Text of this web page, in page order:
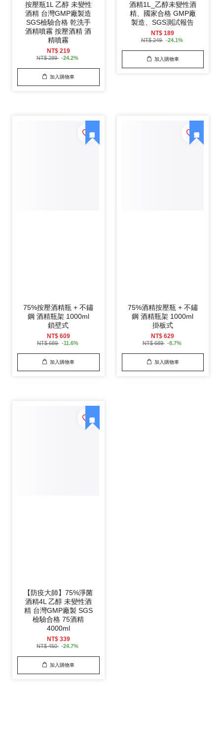
按壓瓶1L 乙醇 未變性
酒精 台灣GMP廠製造
SGS檢驗合格 乾洗手
酒精噴霧 按壓酒精 酒
精噴霧
NT$ 219
NT$ 289 -24.2%
加入購物車
酒精1L_乙醇未變性酒
精、國家合格 GMP廠
製造、SGS測試報告
NT$ 189
NT$ 249 -24.1%
加入購物車
75%按壓酒精瓶 + 不鏽
鋼 酒精瓶架 1000ml
鎖壁式
NT$ 609
NT$ 689 -11.6%
加入購物車
75%酒精按壓瓶 + 不鏽
鋼 酒精瓶架 1000ml
掛板式
NT$ 629
NT$ 689 -8.7%
加入購物車
【防疫大師】75%淨菌
酒精4L 乙醇 未變性酒
精 台灣GMP廠製 SGS
檢驗合格 75酒精
4000ml
NT$ 339
NT$ 450 -24.7%
加入購物車